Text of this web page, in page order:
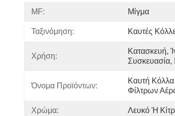
MF: Μίγμα
Ταξινόμηση: Καυτές
Χρήση:
Κατασκευή,
Συσκευασία,
Όνομα Προϊόντων:
Καυτή
Φίλτρων
Χρώμα: Λευκό Ή